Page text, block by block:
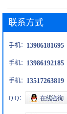
联系方式
手机： 13986181695
手机： 13986192185
手机： 13517263819
Q Q：